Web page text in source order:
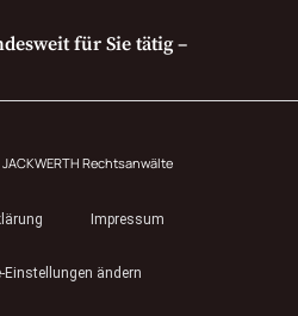
für Sie tätig –
Rechtsanwälte
Impressum
Einstellungen ändern